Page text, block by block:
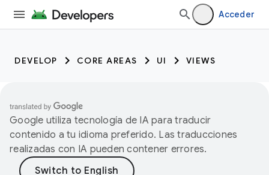
Acceder
DEVELOP CORE AREAS UI VIEWS
Google utiliza tecnología de IA para traducir
contenido a tu idioma preferido. Las traducciones
realizadas con IA pueden contener errores.